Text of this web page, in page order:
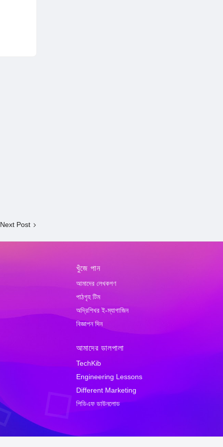
Next Post
খুঁজে পান
আমাদের লেখকগণ
পাঠগৃহ টিম
অদ্রিশিখর ই-ম্যাগাজিন
বিজ্ঞাপন দিন
আমাদের ডালপালা
TechKib
Engineering Lessons
Different Marketing
পিডিএফ ডাউনলোড